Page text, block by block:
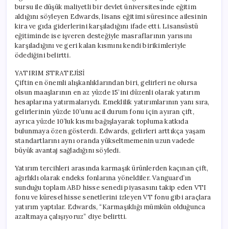
bursu ile düşük maliyetli bir devlet üniversitesinde eğitim
aldığını söyleyen Edwards, lisans eğitimi süresince ailesinin
kira ve gıda giderlerini karşıladığını ifade etti. Lisansüstü
eğitiminde ise işveren desteğiyle masraflarının yarısını
karşıladığını ve geri kalan kısmını kendi birikimleriyle
ödediğini belirtti.
YATIRIM STRATEJİSİ
Çiftin en önemli alışkanlıklarından biri, gelirleri ne olursa
olsun maaşlarının en az yüzde 15’ini düzenli olarak yatırım
hesaplarına yatırmalarıydı. Emeklilik yatırımlarının yanı sıra,
gelirlerinin yüzde 10’unu acil durum fonu için ayıran çift,
ayrıca yüzde 10’luk kısmı bağışlayarak topluma katkıda
bulunmaya özen gösterdi. Edwards, gelirleri arttıkça yaşam
standartlarını aynı oranda yükseltmemenin uzun vadede
büyük avantaj sağladığını söyledi.
Yatırım tercihleri arasında karmaşık ürünlerden kaçınan çift,
ağırlıklı olarak endeks fonlarına yöneldiler. Vanguard’ın
sunduğu toplam ABD hisse senedi piyasasını takip eden VTI
fonu ve küresel hisse senetlerini izleyen VT fonu gibi araçlara
yatırım yaptılar. Edwards, “Karmaşıklığı mümkün olduğunca
azaltmaya çalışıyoruz” diye belirtti.